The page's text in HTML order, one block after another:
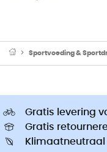
Sportvoeding &
Gratis levering
Gratis
Klimaatneutraal